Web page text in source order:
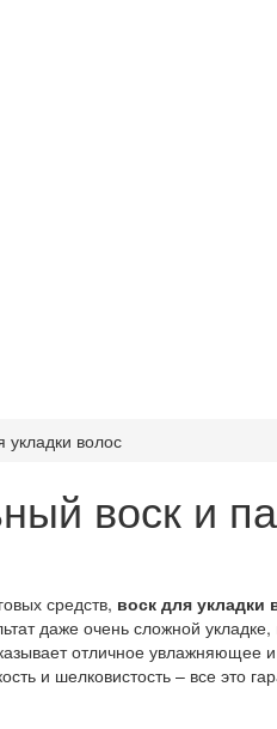
укладки волос
воск и
средств, воск для укладки
даже очень сложной укладке,
отличное увлажняющее
и шелковистость – все это